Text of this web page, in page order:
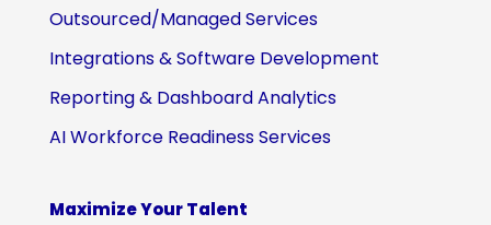
Outsourced/Managed Services
Integrations & Software Development
Reporting & Dashboard Analytics
AI Workforce Readiness Services
Maximize Your Talent